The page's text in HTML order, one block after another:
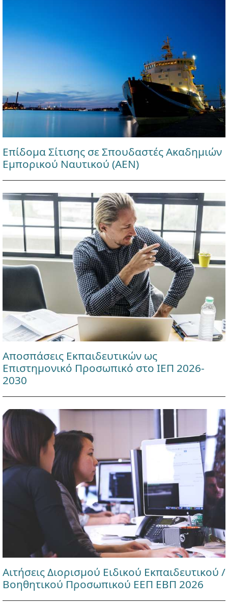
Επίδομα Σίτισης σε Σπουδαστές Ακαδημιών
Εμπορικού Ναυτικού (ΑΕΝ)
Αποσπάσεις Εκπαιδευτικών ως
Επιστημονικό Προσωπικό στο ΙΕΠ 2026-
2030
Αιτήσεις Διορισμού Ειδικού Εκπαιδευτικού /
Βοηθητικού Προσωπικού ΕΕΠ ΕΒΠ 2026